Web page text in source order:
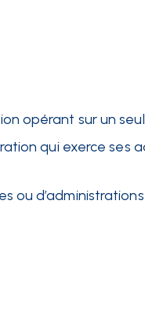
opérant sur un
qui exerce ses
ou